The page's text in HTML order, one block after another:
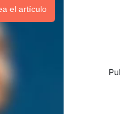
el artículo